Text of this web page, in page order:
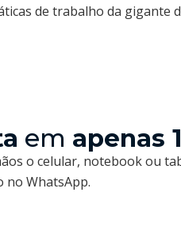
de trabalho da gigante
em apenas
o celular, notebook ou
no WhatsApp.